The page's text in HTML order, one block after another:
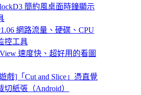
簡約風桌面時鐘顯示
網路流量、硬碟、CPU
控工具
速度快、超好用的看圖
戲]「Cut and Slice」憑直覺
切紙張（Android）